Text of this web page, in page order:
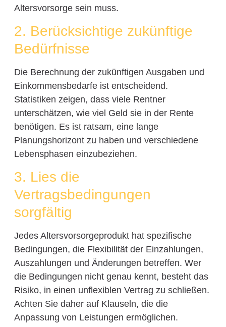
Altersvorsorge sein muss.
2. Berücksichtige zukünftige
Bedürfnisse
Die Berechnung der zukünftigen Ausgaben und
Einkommensbedarfe ist entscheidend.
Statistiken zeigen, dass viele Rentner
unterschätzen, wie viel Geld sie in der Rente
benötigen. Es ist ratsam, eine lange
Planungshorizont zu haben und verschiedene
Lebensphasen einzubeziehen.
3. Lies die
Vertragsbedingungen
sorgfältig
Jedes Altersvorsorgeprodukt hat spezifische
Bedingungen, die Flexibilität der Einzahlungen,
Auszahlungen und Änderungen betreffen. Wer
die Bedingungen nicht genau kennt, besteht das
Risiko, in einen unflexiblen Vertrag zu schließen.
Achten Sie daher auf Klauseln, die die
Anpassung von Leistungen ermöglichen.